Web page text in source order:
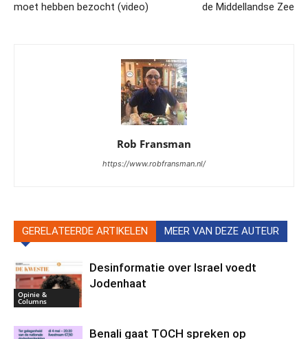
moet hebben bezocht (video)
de Middellandse Zee
Rob Fransman
https://www.robfransman.nl/
GERELATEERDE ARTIKELEN MEER VAN DEZE AUTEUR
Opinie &
Columns
Desinformatie over Israel voedt
Jodenhaat
Benali gaat TOCH spreken op